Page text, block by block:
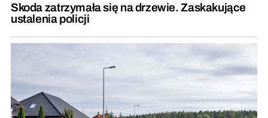
Skoda zatrzymała się na drzewie. Zaskakujące
ustalenia policji